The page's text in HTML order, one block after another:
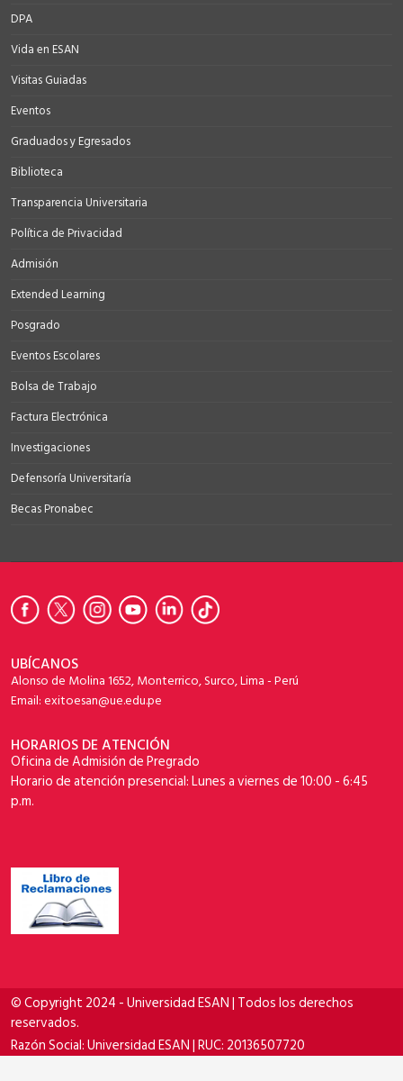
DPA
Vida en ESAN
Visitas Guiadas
Eventos
Graduados y Egresados
Biblioteca
Transparencia Universitaria
Política de Privacidad
Admisión
Extended Learning
Posgrado
Eventos Escolares
Bolsa de Trabajo
Factura Electrónica
Investigaciones
Defensoría Universitaría
Becas Pronabec
UBÍCANOS
Alonso de Molina 1652, Monterrico, Surco, Lima - Perú
Email: exitoesan@ue.edu.pe
HORARIOS DE ATENCIÓN
Oficina de Admisión de Pregrado
Horario de atención presencial: Lunes a viernes de 10:00 - 6:45
p.m.
© Copyright 2024 - Universidad ESAN | Todos los derechos
reservados.
Razón Social: Universidad ESAN | RUC: 20136507720